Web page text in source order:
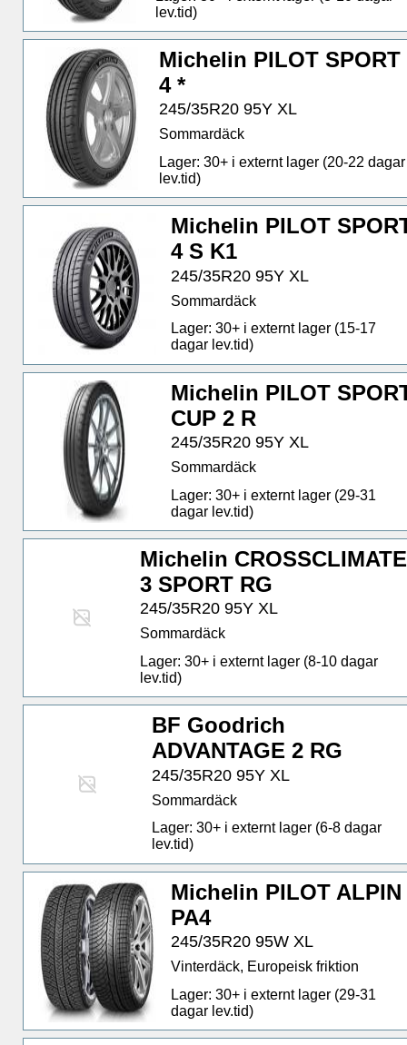
lev.tid)
Michelin PILOT SPORT
4 *
245/35R20 95Y XL
Sommardäck
Lager: 30+ i externt lager (20-22 dagar
lev.tid)
Michelin PILOT
4 S K1
245/35R20 95Y XL
Sommardäck
Lager: 30+ i externt lager (15-17
dagar lev.tid)
Michelin PILOT
CUP 2 R
245/35R20 95Y XL
Sommardäck
Lager: 30+ i externt lager (29-31
dagar lev.tid)
Michelin CROSSCLIMATE
3 SPORT RG
245/35R20 95Y XL
Sommardäck
Lager: 30+ i externt lager (8-10 dagar
lev.tid)
BF Goodrich
ADVANTAGE 2 RG
245/35R20 95Y XL
Sommardäck
Lager: 30+ i externt lager (6-8 dagar
lev.tid)
Michelin PILOT ALPIN
PA4
245/35R20 95W XL
Vinterdäck, Europeisk friktion
Lager: 30+ i externt lager (29-31
dagar lev.tid)